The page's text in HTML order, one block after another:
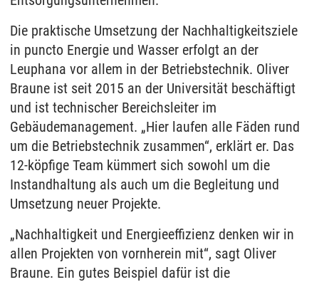
Die praktische Umsetzung der Nachhaltigkeitsziele
in puncto Energie und Wasser erfolgt an der
Leuphana vor allem in der Betriebstechnik. Oliver
Braune ist seit 2015 an der Universität beschäftigt
und ist technischer Bereichsleiter im
Gebäudemanagement. „Hier laufen alle Fäden rund
um die Betriebstechnik zusammen“, erklärt er. Das
12-köpfige Team kümmert sich sowohl um die
Instandhaltung als auch um die Begleitung und
Umsetzung neuer Projekte.
„Nachhaltigkeit und Energieeffizienz denken wir in
allen Projekten von vornherein mit“, sagt Oliver
Braune. Ein gutes Beispiel dafür ist die